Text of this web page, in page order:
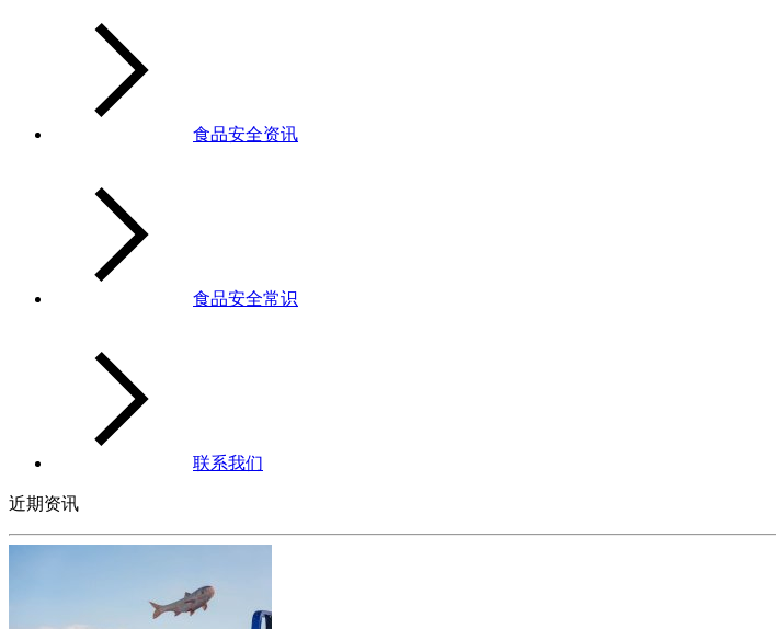
食品安全资讯
食品安全常识
联系我们
近期资讯